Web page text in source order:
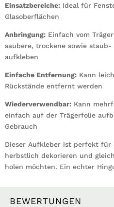
Einsatzbereiche: Ideal für
Glasoberflächen
Anbringung: Einfach vom
saubere, trockene sowie
aufkleben
Einfache Entfernung: Kann
Rückstände entfernt werden
Wiederverwendbar: Kann
einfach auf der Trägerfolie
Gebrauch
Dieser Aufkleber ist perfekt für
herbstlich dekorieren und
holen möchten. Ein echter
BEWERTUNGEN